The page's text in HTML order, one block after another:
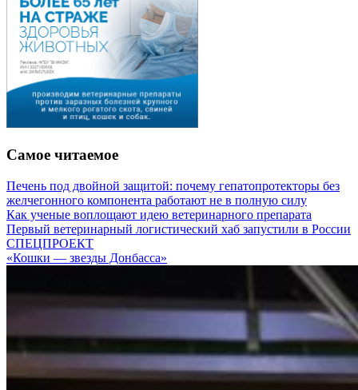
Самое читаемое
Печень под двойной защитой: почему гепатопротекторы без
желчегонного компонента работают не в полную силу
Как ученые воплощают идею ветеринарного препарата
Первый ветеринарный логистический хаб запустили в России
СПЕЦПРОЕКТ
«Кошки — звезды Донбасса»